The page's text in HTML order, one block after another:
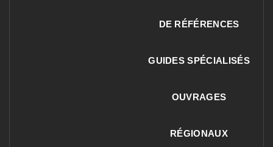
DE RÉFÉRENCES
GUIDES SPÉCIALISÉS
OUVRAGES
RÉGIONAUX